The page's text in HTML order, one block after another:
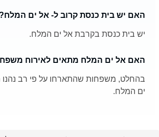
האם יש בית כנסת קרוב ל- אל ים
יש בית כנסת בקרבת אל ים המלח.
האם אל ים המלח מתאים לאירוח
בהחלט, משפחות שהתארחו על פי רב
ים המלח.